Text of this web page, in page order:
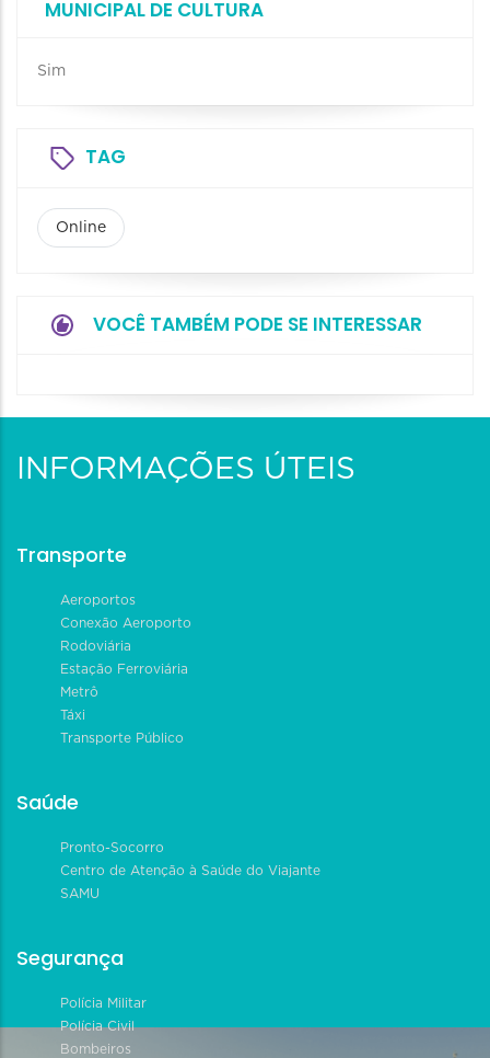
MUNICIPAL DE CULTURA
Sim
TAG
Online
VOCÊ TAMBÉM PODE SE INTERESSAR
INFORMAÇÕES ÚTEIS
Transporte
Aeroportos
Conexão Aeroporto
Rodoviária
Estação Ferroviária
Metrô
Táxi
Transporte Público
Saúde
Pronto-Socorro
Centro de Atenção à Saúde do Viajante
SAMU
Segurança
Polícia Militar
Polícia Civil
Bombeiros